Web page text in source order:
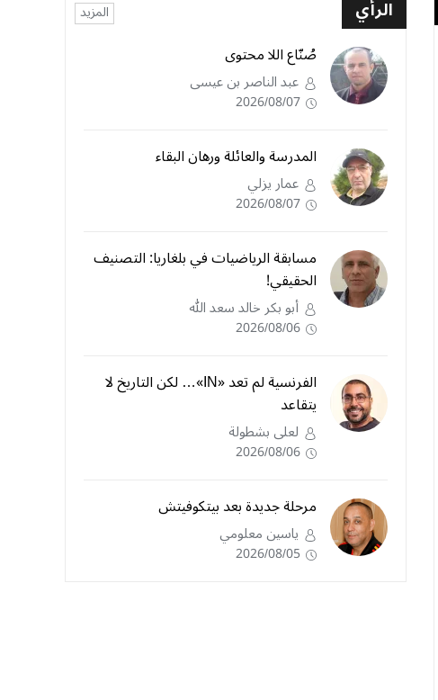
الرأي المزيد
صُنّاع اللا محتوى
عبد الناصر بن عيسى
2026/08/07
المدرسة والعائلة ورهان البقاء
عمار يزلي
2026/08/07
مسابقة الرياضيات في بلغاريا: التصنيف
الحقيقي!
أبو بكر خالد سعد الله
2026/08/06
الفرنسية لم تعد «IN»… لكن التاريخ لا
يتقاعد
لعلى بشطولة
2026/08/06
مرحلة جديدة بعد بيتكوفيتش
ياسين معلومي
2026/08/05